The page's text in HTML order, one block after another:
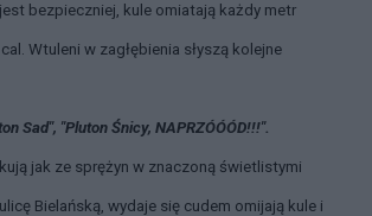
jest bezpieczniej, kule omiatają każdy metr
Wtuleni w zagłębienia słyszą kolejne
Sad", "Pluton Śnicy, NAPRZÓÓÓD!!!".
jak ze sprężyn w znaczoną świetlistymi
Bielańską, wydaje się cudem omijają kule i